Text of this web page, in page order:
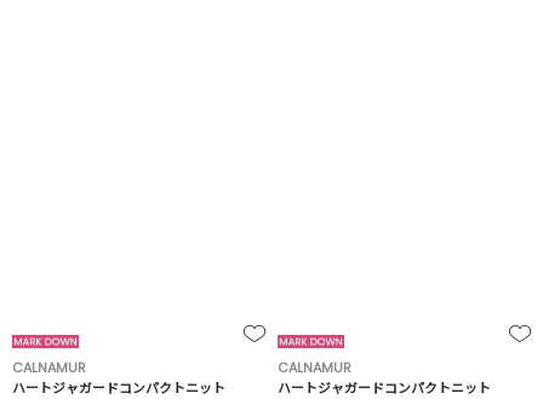
CALNAMUR
ハートジャガードコンパクトニット
CALNAMUR
ハートジャガードコンパクトニット